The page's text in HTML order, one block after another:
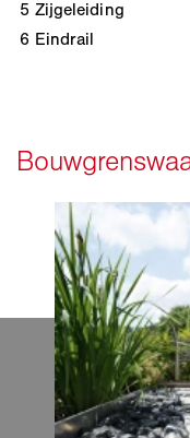
5 Zijgeleiding
6 Eindrail